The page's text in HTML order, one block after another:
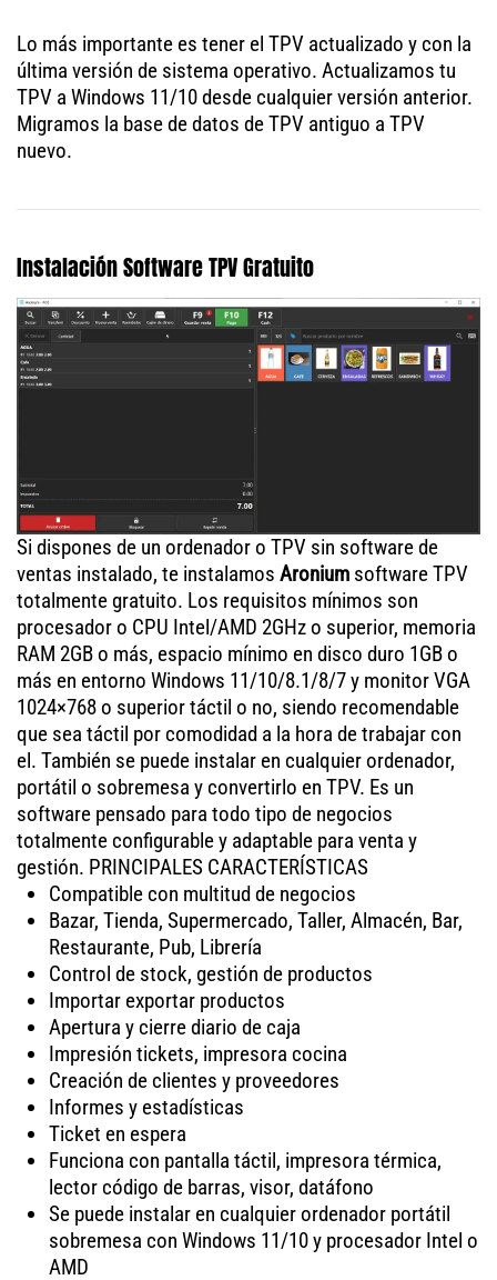
Lo más importante es tener el TPV actualizado y con la
última versión de sistema operativo. Actualizamos tu
TPV a Windows 11/10 desde cualquier versión anterior.
Migramos la base de datos de TPV antiguo a TPV
nuevo.
Instalación Software TPV Gratuito
Si dispones de un ordenador o TPV sin software de
ventas instalado, te instalamos Aronium software TPV
totalmente gratuito. Los requisitos mínimos son
procesador o CPU Intel/AMD 2GHz o superior, memoria
RAM 2GB o más, espacio mínimo en disco duro 1GB o
más en entorno Windows 11/10/8.1/8/7 y monitor VGA
1024×768 o superior táctil o no, siendo recomendable
que sea táctil por comodidad a la hora de trabajar con
el. También se puede instalar en cualquier ordenador,
portátil o sobremesa y convertirlo en TPV. Es un
software pensado para todo tipo de negocios
totalmente configurable y adaptable para venta y
gestión. PRINCIPALES CARACTERÍSTICAS
Compatible con multitud de negocios
Bazar, Tienda, Supermercado, Taller, Almacén, Bar,
Restaurante, Pub, Librería
Control de stock, gestión de productos
Importar exportar productos
Apertura y cierre diario de caja
Impresión tickets, impresora cocina
Creación de clientes y proveedores
Informes y estadísticas
Ticket en espera
Funciona con pantalla táctil, impresora térmica,
lector código de barras, visor, datáfono
Se puede instalar en cualquier ordenador portátil
sobremesa con Windows 11/10 y procesador Intel o
AMD